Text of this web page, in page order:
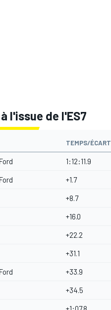
l'issue de l'ES7
TEMPS/ÉCART
1:12:11.9
+1.7
+8.7
+16.0
+22.2
+31.1
+33.9
+34.5